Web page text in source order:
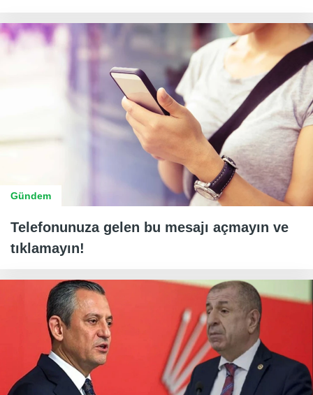
Gündem
Telefonunuza gelen bu mesajı açmayın ve
tıklamayın!